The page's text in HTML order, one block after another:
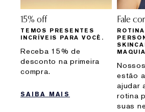
15% off
TEMOS PRESENTES
INCRÍVEIS PARA VOCÊ.
Receba 15% de
desconto na primeira
compra.
SAIBA MAIS
Fale
ROTINA
estão
ajudar
rotina
suas